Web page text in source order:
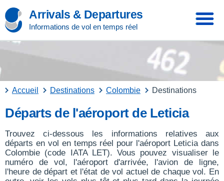
Arrivals & Departures
Informations de vol en temps réel
Accueil Destinations Colombie Destinations
Départs de l'aéroport de Leticia
Trouvez ci-dessous les informations relatives aux
départs en vol en temps réel pour l'aéroport Leticia dans
Colombie (code IATA LET). Vous pouvez visualiser le
numéro de vol, l'aéroport d'arrivée, l'avion de ligne,
l'heure de départ et l'état de vol actuel de chaque vol. En